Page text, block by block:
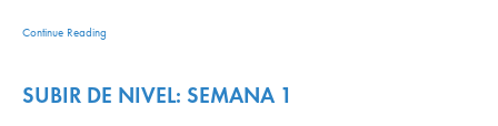
Continue Reading
SUBIR DE NIVEL: SEMANA 1